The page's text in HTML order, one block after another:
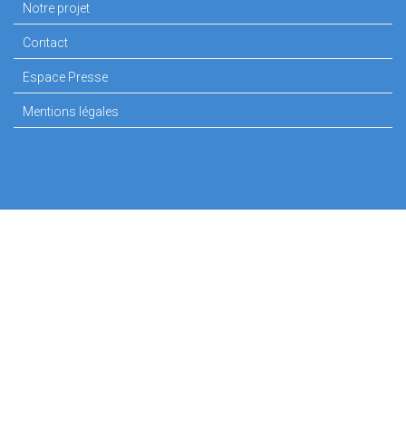
Notre projet
Contact
Espace Presse
Mentions légales